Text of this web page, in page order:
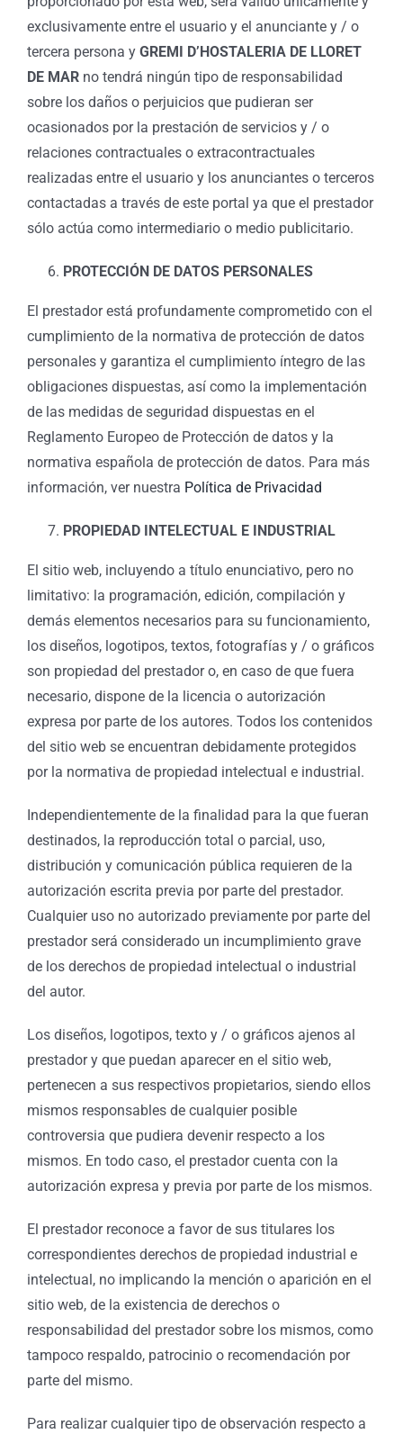
exclusivamente entre el usuario y el anunciante y / o
tercera persona y GREMI D’HOSTALERIA DE LLORET
DE MARno tendrá ningún tipo de responsabilidad
sobre los daños o perjuicios que pudieran ser
ocasionados por la prestación de servicios y / o
relaciones contractuales o extracontractuales
realizadas entre el usuario y los anunciantes o terceros
contactadas a través de este portal ya que el prestador
sólo actúa como intermediario o medio publicitario.
PROTECCIÓN DE DATOS PERSONALES
El prestador está profundamente comprometido con el
cumplimiento de la normativa de protección de datos
personales y garantiza el cumplimiento íntegro de las
obligaciones dispuestas, así como la implementación
de las medidas de seguridad dispuestas en el
Reglamento Europeo de Protección de datos y la
normativa española de protección de datos. Para más
información, ver nuestra Política de Privacidad
PROPIEDAD INTELECTUAL E INDUSTRIAL
El sitio web, incluyendo a título enunciativo, pero no
limitativo: la programación, edición, compilación y
demás elementos necesarios para su funcionamiento,
los diseños, logotipos, textos, fotografías y / o gráficos
son propiedad del prestador o, en caso de que fuera
necesario, dispone de la licencia o autorización
expresa por parte de los autores. Todos los contenidos
del sitio web se encuentran debidamente protegidos
por la normativa de propiedad intelectual e industrial.
Independientemente de la finalidad para la que fueran
destinados, la reproducción total o parcial, uso,
distribución y comunicación pública requieren de la
autorización escrita previa por parte del prestador.
Cualquier uso no autorizado previamente por parte del
prestador será considerado un incumplimiento grave
de los derechos de propiedad intelectual o industrial
del autor.
Los diseños, logotipos, texto y / o gráficos ajenos al
prestador y que puedan aparecer en el sitio web,
pertenecen a sus respectivos propietarios, siendo ellos
mismos responsables de cualquier posible
controversia que pudiera devenir respecto a los
mismos. En todo caso, el prestador cuenta con la
autorización expresa y previa por parte de los mismos.
El prestador reconoce a favor de sus titulares los
correspondientes derechos de propiedad industrial e
intelectual, no implicando la mención o aparición en el
sitio web, de la existencia de derechos o
responsabilidad del prestador sobre los mismos, como
tampoco respaldo, patrocinio o recomendación por
parte del mismo.
Para realizar cualquier tipo de observación respecto a